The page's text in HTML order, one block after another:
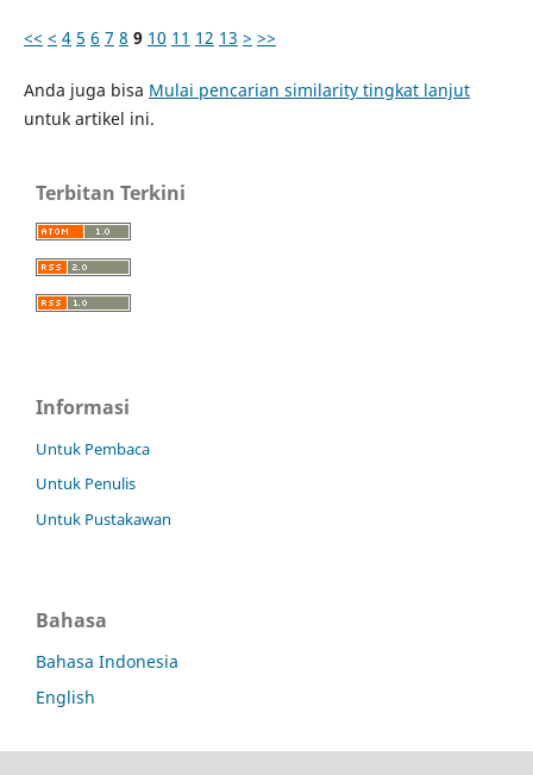
<< < 4 5 6 7 8 9 10 11 12 13 > >>
Anda juga bisa Mulai pencarian similarity tingkat lanjut
untuk artikel ini.
Terbitan Terkini
Informasi
Untuk Pembaca
Untuk Penulis
Untuk Pustakawan
Bahasa
Bahasa Indonesia
English